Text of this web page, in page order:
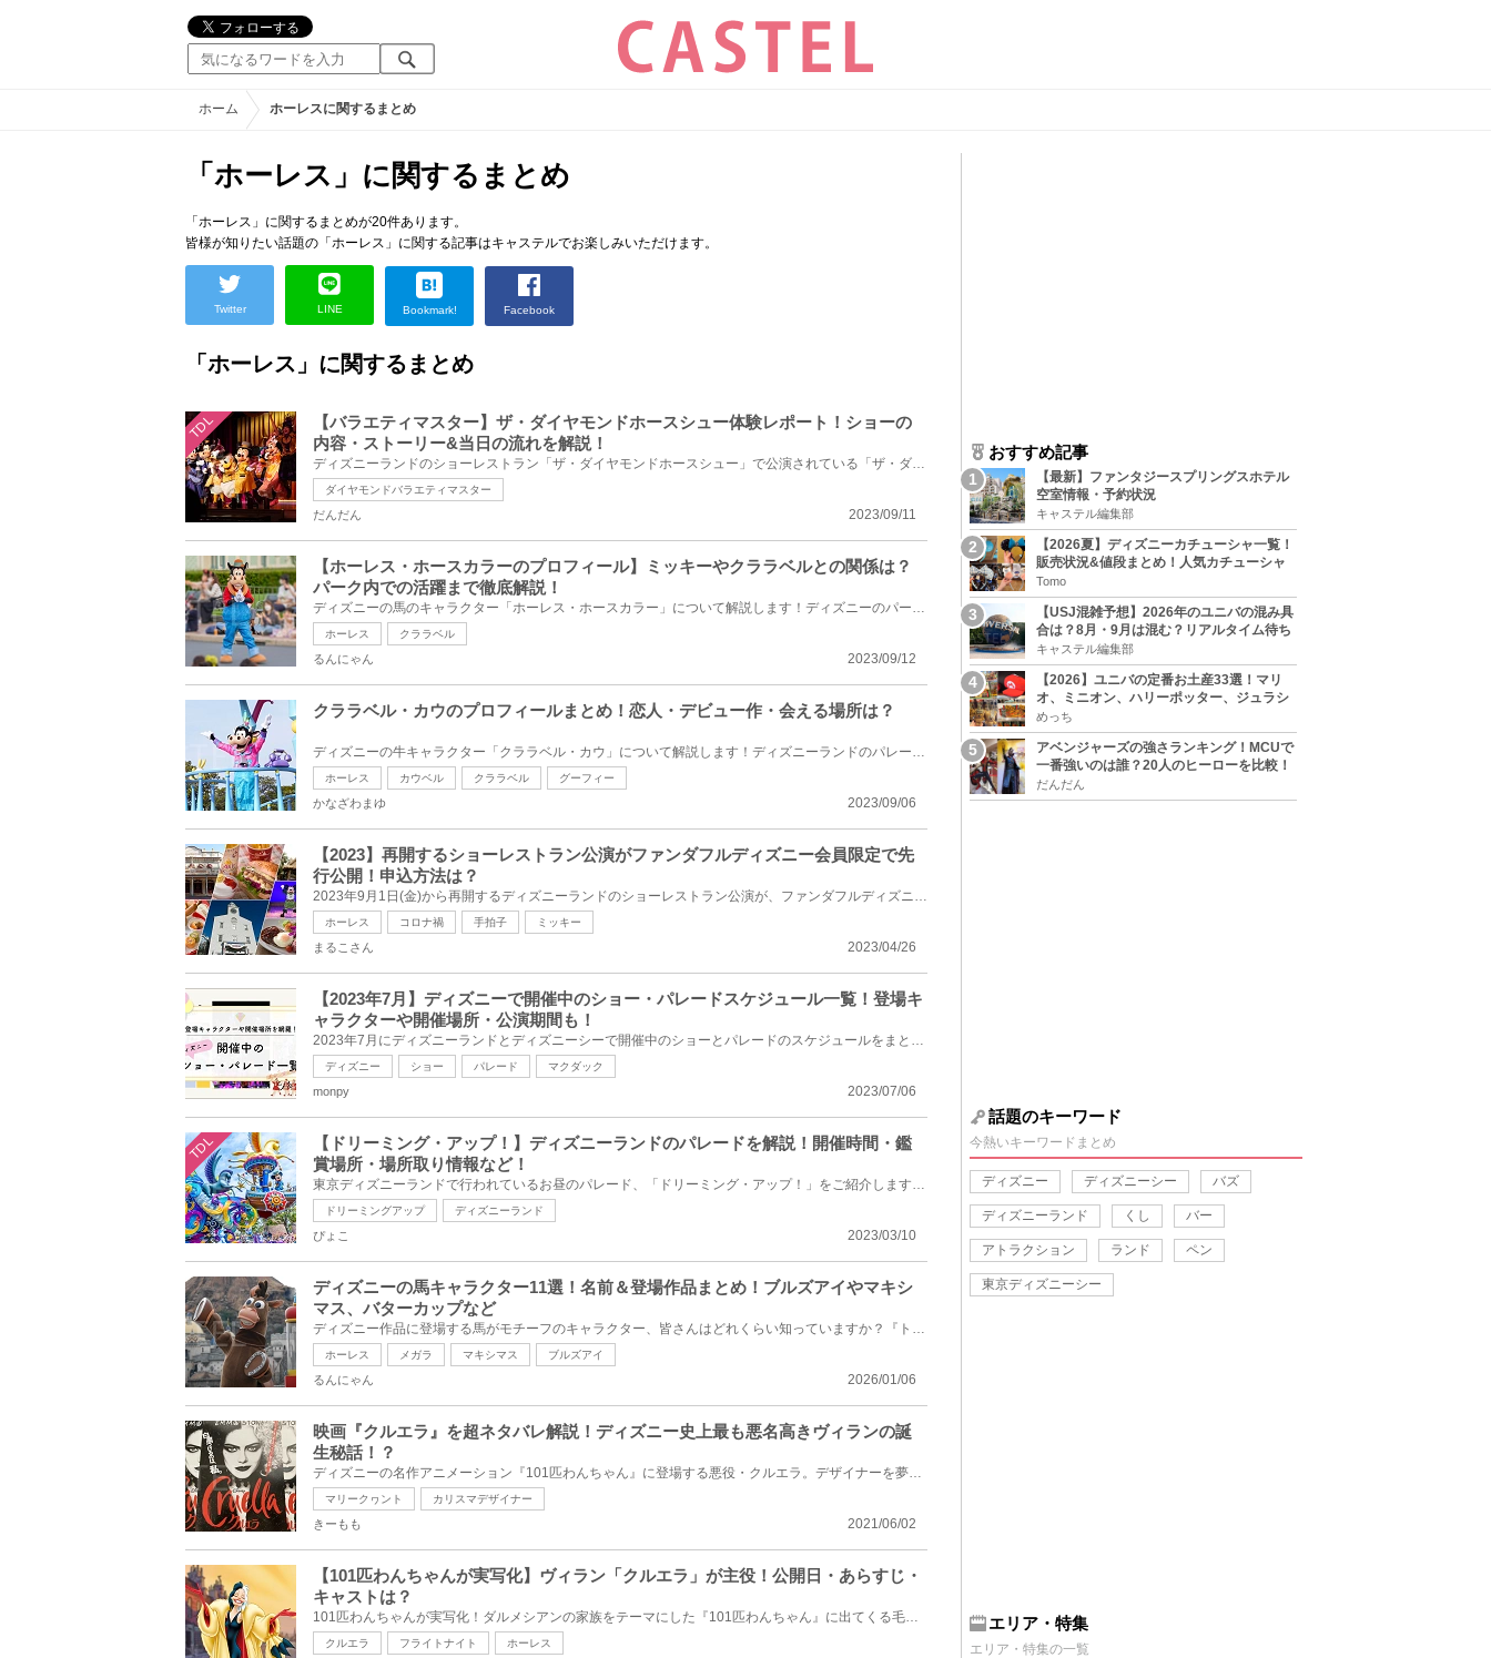
ホーム ホーレスに関するまとめ
「ホーレス」に関するまとめ
「ホーレス」に関するまとめが20件あります。
皆様が知りたい話題の「ホーレス」に関する記事はキャステルでお楽しみいただけます。
Twitter LINE Bookmark! Facebook
「ホーレス」に関するまとめ
TDL
【バラエティマスター】ザ・ダイヤモンドホースシュー体験レポート！ショーの
内容・ストーリー&当日の流れを解説！
ディズニーランドのショーレストラン「ザ・ダイヤモンドホースシュー」で公演されている「ザ・ダイヤモ...
ダイヤモンドバラエティマスター
2023/09/11
だんだん
【ホーレス・ホースカラーのプロフィール】ミッキーやクララベルとの関係は？
パーク内での活躍まで徹底解説！
ディズニーの馬のキャラクター「ホーレス・ホースカラー」について解説します！ディズニーのパーク内に...
ホーレス クララベル
2023/09/12
るんにゃん
クララベル・カウのプロフィールまとめ！恋人・デビュー作・会える場所は？
ディズニーの牛キャラクター「クララベル・カウ」について解説します！ディズニーランドのパレードやシ...
ホーレス カウベル クララベル グーフィー
2023/09/06
かなざわまゆ
【2023】再開するショーレストラン公演がファンダフルディズニー会員限定で先
行公開！申込方法は？
2023年9月1日(金)から再開するディズニーランドのショーレストラン公演が、ファンダフルディズニー会員...
ホーレス コロナ禍 手拍子 ミッキー
2023/04/26
まるこさん
【2023年7月】ディズニーで開催中のショー・パレードスケジュール一覧！登場キ
ャラクターや開催場所・公演期間も！
2023年7月にディズニーランドとディズニーシーで開催中のショーとパレードのスケジュールをまとめてご紹...
ディズニー ショー パレード マクダック
2023/07/06
monpy
TDL
【ドリーミング・アップ！】ディズニーランドのパレードを解説！開催時間・鑑
賞場所・場所取り情報など！
東京ディズニーランドで行われているお昼のパレード、「ドリーミング・アップ！」をご紹介します♪どんな...
ドリーミングアップ ディズニーランド
2023/03/10
ぴょこ
ディズニーの馬キャラクター11選！名前＆登場作品まとめ！ブルズアイやマキシ
マス、バターカップなど
ディズニー作品に登場する馬がモチーフのキャラクター、皆さんはどれくらい知っていますか？『トイ・ス...
ホーレス メガラ マキシマス ブルズアイ
2026/01/06
るんにゃん
映画『クルエラ』を超ネタバレ解説！ディズニー史上最も悪名高きヴィランの誕
生秘話！？
ディズニーの名作アニメーション『101匹わんちゃん』に登場する悪役・クルエラ。デザイナーを夢見る女の...
マリークヮント カリスマデザイナー
2021/06/02
きーもも
【101匹わんちゃんが実写化】ヴィラン「クルエラ」が主役！公開日・あらすじ・
キャストは？
101匹わんちゃんが実写化！ダルメシアンの家族をテーマにした『101匹わんちゃん』に出てくる毛皮に目が...
クルエラ フライトナイト ホーレス
おすすめ記事
【最新】ファンタジースプリングスホテル
空室情報・予約状況
キャステル編集部
【2026夏】ディズニーカチューシャ一覧！
販売状況&値段まとめ！人気カチューシャ
をチェック
Tomo
【USJ混雑予想】2026年のユニバの混み具
合は？8月・9月は混む？リアルタイム待ち
時間アプリも
キャステル編集部
【2026】ユニバの定番お土産33選！マリ
オ、ミニオン、ハリーポッター、ジュラシ
ックパーク、セサミ、SINGなどのグッズ情
報
めっち
アベンジャーズの強さランキング！MCUで
一番強いのは誰？20人のヒーローを比較！
だんだん
話題のキーワード
今熱いキーワードまとめ
ディズニー ディズニーシー バズ
ディズニーランド くし バー
アトラクション ランド ペン
東京ディズニーシー
エリア・特集
エリア・特集の一覧